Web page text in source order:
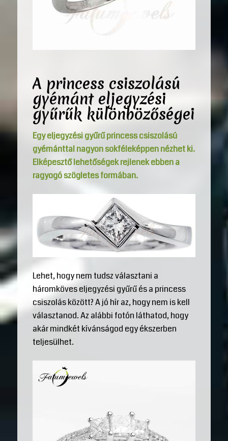
A princess csiszolású
gyémánt eljegyzési
gyűrűk különbözőségei
Egy eljegyzési gyűrű princess csiszolású
gyémánttal nagyon sokféleképpen nézhet ki.
Elképesztő lehetőségek rejlenek ebben a
ragyogó szögletes formában.
Lehet, hogy nem tudsz választani a
háromköves eljegyzési gyűrű és a princess
csiszolás között? A jó hír az, hogy nem is kell
választanod. Az alábbi fotón láthatod, hogy
akár mindkét kívánságod egy ékszerben
teljesülhet.